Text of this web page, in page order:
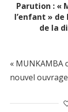
Parution : «
l’enfant »
de la
« MUNKAMBA
nouvel